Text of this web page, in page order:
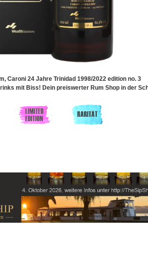
Caroni 24 Jahre Trinidad 1998/2022 edition no. 3
mit Biss! Dein preiswerter Rum Shop in der